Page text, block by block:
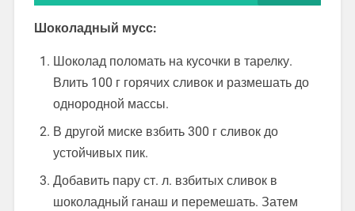
Шоколадный мусс:
Шоколад поломать на кусочки в тарелку.
Влить 100 г горячих сливок и размешать до
однородной массы.
В другой миске взбить 300 г сливок до
устойчивых пик.
Добавить пару ст. л. взбитых сливок в
шоколадный ганаш и перемешать. Затем